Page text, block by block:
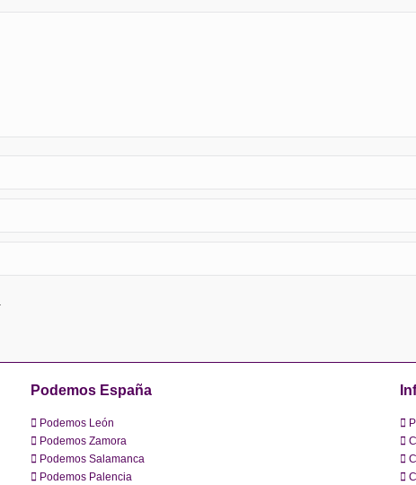
Podemos España
Podemos León
Podemos Zamora
Podemos Salamanca
Podemos Palencia